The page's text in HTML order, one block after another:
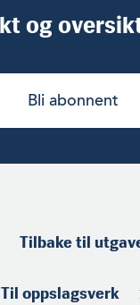
og
Bli abonnent
Tilbake til
Til oppslagsverk